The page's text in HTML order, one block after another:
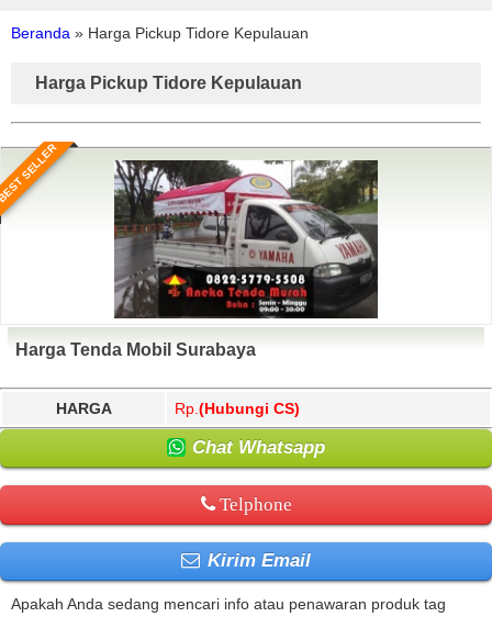
Beranda » Harga Pickup Tidore Kepulauan
Harga Pickup Tidore Kepulauan
SELLER
Harga Tenda Mobil Surabaya
HARGA Rp. (Hubungi CS)
Chat Whatsapp
Telphone
Kirim Email
Apakah Anda sedang mencari info atau penawaran produk tag